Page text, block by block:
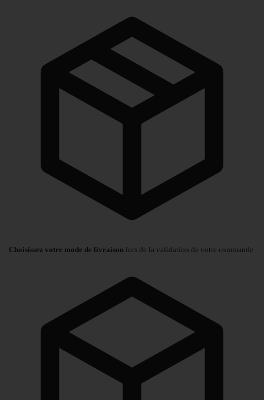
Choisissez votre mode de livraison lors de la validation de votre commande